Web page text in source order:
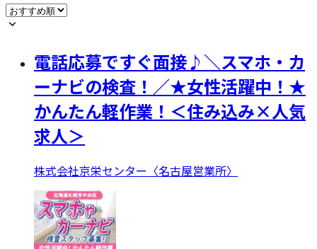
電話応募ですぐ面接♪＼スマホ・カ
ーナビの検査！／★女性活躍中！★
かんたん軽作業！＜住み込み×人気
求人＞
株式会社京栄センター〈名古屋営業所〉